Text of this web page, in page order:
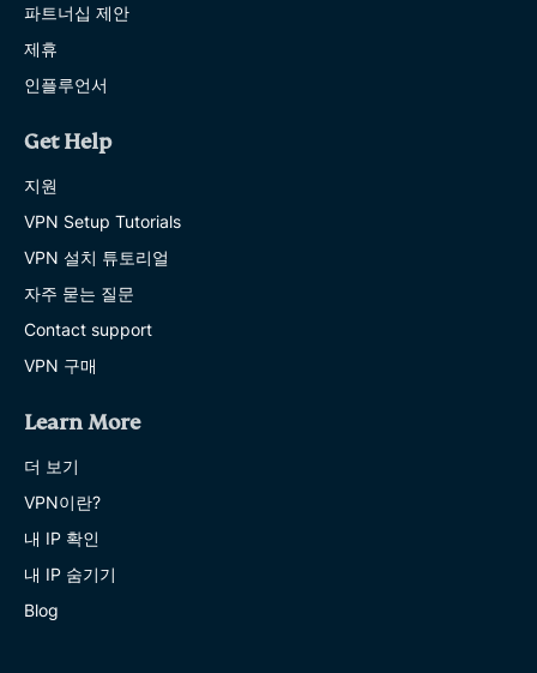
파트너십 제안
제휴
인플루언서
Get Help
지원
VPN Setup Tutorials
VPN 설치 튜토리얼
자주 묻는 질문
Contact support
VPN 구매
Learn More
더 보기
VPN이란?
내 IP 확인
내 IP 숨기기
Blog